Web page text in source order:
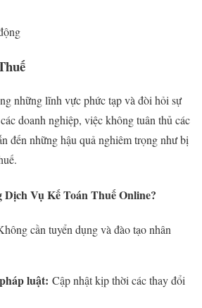
những lĩnh vực phức tạp và đòi hỏi sự
doanh nghiệp, việc không tuân thủ các
đến những hậu quả nghiêm trọng như bị
Dịch Vụ Kế Toán Thuế Online?
cần tuyển dụng và đào tạo nhân
luật: Cập nhật kịp thời các thay đổi